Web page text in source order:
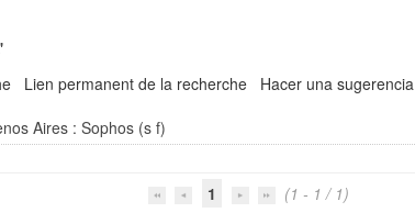
Lien permanent de la recherche
Hacer una sugerencia
Aires : Sophos (s f)
1 (1 - 1 / 1)